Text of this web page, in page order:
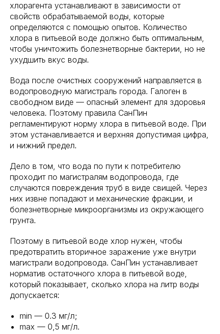
хлорагента устанавливают в зависимости от
свойств обрабатываемой воды, которые
определяются с помощью опытов. Количество
хлора в питьевой воде должно быть оптимальным,
чтобы уничтожить болезнетворные бактерии, но не
ухудшить вкус воды.
Вода после очистных сооружений направляется в
водопроводную магистраль города. Галоген в
свободном виде — опасный элемент для здоровья
человека. Поэтому правила СанПин
регламентируют норму хлора в питьевой воде. При
этом устанавливается и верхняя допустимая цифра,
и нижний предел.
Дело в том, что вода по пути к потребителю
проходит по магистралям водопровода, где
случаются повреждения труб в виде свищей. Через
них извне попадают и механические фракции, и
болезнетворные микроорганизмы из окружающего
грунта.
Поэтому в питьевой воде хлор нужен, чтобы
предотвратить вторичное заражение уже внутри
магистрали водопровода. СанПин устанавливает
норматив остаточного хлора в питьевой воде,
который показывает, сколько хлора на литр воды
допускается:
min — 0.3 мг/л;
max — 0,5 мг/л.